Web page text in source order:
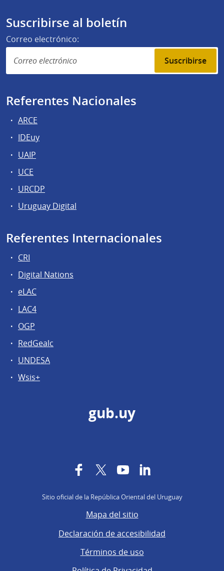
Suscribirse al boletín
Correo electrónico:
Suscribirse
Referentes Nacionales
ARCE
IDEuy
UAIP
UCE
URCDP
Uruguay Digital
Referentes Internacionales
CRI
Digital Nations
eLAC
LAC4
OGP
RedGealc
UNDESA
Wsis+
gub.uy
FacebookTwitterYouTube
Sitio oficial de la República Oriental del Uruguay
Mapa del sitio
Declaración de accesibilidad
Términos de uso